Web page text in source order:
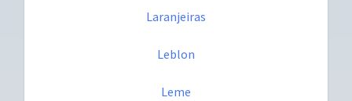
Laranjeiras
Leblon
Leme